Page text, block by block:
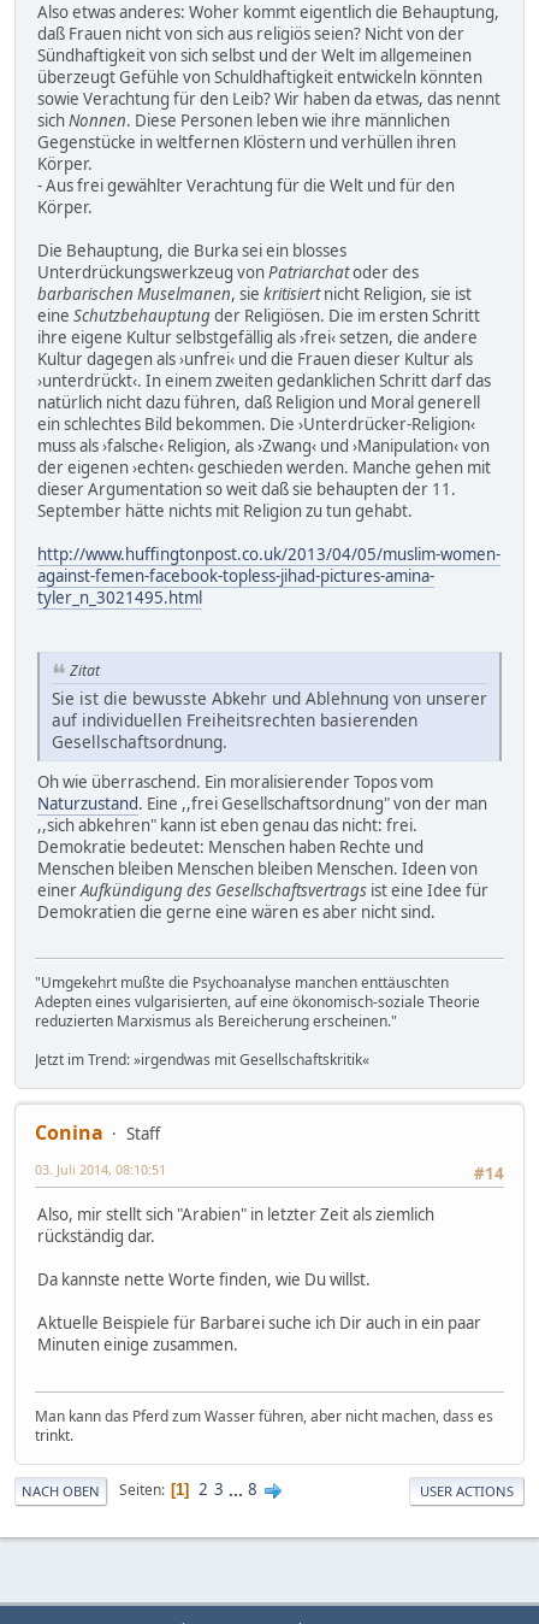
Also etwas anderes: Woher kommt eigentlich die Behauptung,
daß Frauen nicht von sich aus religiös seien? Nicht von der
Sündhaftigkeit von sich selbst und der Welt im allgemeinen
überzeugt Gefühle von Schuldhaftigkeit entwickeln könnten
sowie Verachtung für den Leib? Wir haben da etwas, das nennt
sichNonnen. Diese Personen leben wie ihre männlichen
Gegenstücke in weltfernen Klöstern und verhüllen ihren
Körper.
- Aus frei gewählter Verachtung für die Welt und für den
Körper.
Die Behauptung, die Burka sei ein blosses
Unterdrückungswerkzeug vonPatriarchatoder des
barbarischen Muselmanen, sie kritisiertnicht Religion, sie ist
eine Schutzbehauptungder Religiösen. Die im ersten Schritt
ihre eigene Kultur selbstgefällig als ›frei‹ setzen, die andere
Kultur dagegen als ›unfrei‹ und die Frauen dieser Kultur als
›unterdrückt‹. In einem zweiten gedanklichen Schritt darf das
natürlich nicht dazu führen, daß Religion und Moral generell
ein schlechtes Bild bekommen. Die ›Unterdrücker-Religion‹
muss als ›falsche‹ Religion, als ›Zwang‹ und ›Manipulation‹ von
der eigenen ›echten‹ geschieden werden. Manche gehen mit
dieser Argumentation so weit daß sie behaupten der 11.
September hätte nichts mit Religion zu tun gehabt.
http://www.huffingtonpost.co.uk/2013/04/05/muslim-women-
against-femen-facebook-topless-jihad-pictures-amina-
tyler_n_3021495.html
Zitat
Sie ist die bewusste Abkehr und Ablehnung von unserer
auf individuellen Freiheitsrechten basierenden
Gesellschaftsordnung.
Oh wie überraschend. Ein moralisierender Topos vom
Naturzustand. Eine ,,frei Gesellschaftsordnung" von der man
,,sich abkehren" kann ist eben genau das nicht: frei.
Demokratie bedeutet: Menschen haben Rechte und
Menschen bleiben Menschen bleiben Menschen. Ideen von
einerAufkündigung des Gesellschaftsvertrags ist eine Idee für
Demokratien die gerne eine wären es aber nicht sind.
"Umgekehrt mußte die Psychoanalyse manchen enttäuschten
Adepten eines vulgarisierten, auf eine ökonomisch-soziale Theorie
reduzierten Marxismus als Bereicherung erscheinen."
Jetzt im Trend: »irgendwas mit Gesellschaftskritik«
Conina
Staff
#14
03. Juli 2014, 08:10:51
Also, mir stellt sich "Arabien" in letzter Zeit als ziemlich
rückständig dar.
Da kannste nette Worte finden, wie Du willst.
Aktuelle Beispiele für Barbarei suche ich Dir auch in ein paar
Minuten einige zusammen.
Man kann das Pferd zum Wasser führen, aber nicht machen, dass es
trinkt.
NACH OBEN Seiten 1 2 3 ... 8 USER ACTIONS